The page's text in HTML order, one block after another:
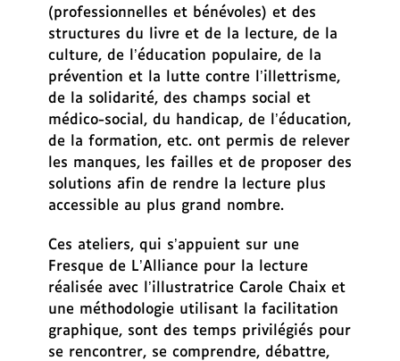
(professionnelles et bénévoles) et des
structures du livre et de la lecture, de la
culture, de l’éducation populaire, de la
prévention et la lutte contre l’illettrisme,
de la solidarité, des champs social et
médico-social, du handicap, de l’éducation,
de la formation, etc. ont permis de relever
les manques, les failles et de proposer des
solutions afin de rendre la lecture plus
accessible au plus grand nombre.
Ces ateliers, qui s’appuient sur une
Fresque de L’Alliance pour la lecture
réalisée avec l’illustratrice Carole Chaix et
une méthodologie utilisant la facilitation
graphique, sont des temps privilégiés pour
se rencontrer, se comprendre, débattre,